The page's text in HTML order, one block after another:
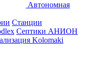
Автономная
Станции
Септики АНИОН
Kolomaki